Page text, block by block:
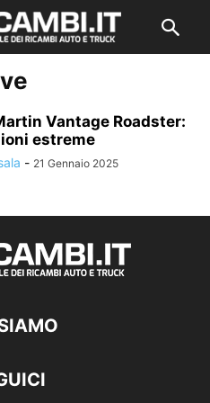
Vantage Roadster:
estreme
- 21 Gennaio 2025